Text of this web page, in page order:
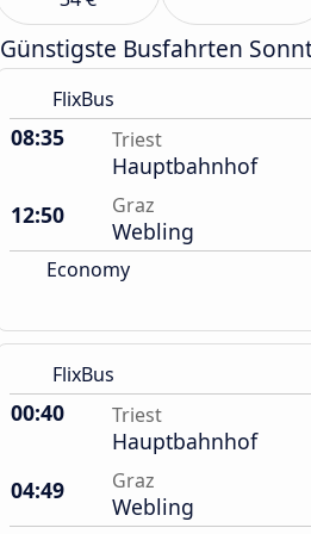
Günstigste Busfahrten
FlixBus
08:35 Triest
Hauptbahnhof
12:50
Graz
Webling
Economy
FlixBus
00:40 Triest
Hauptbahnhof
04:49
Graz
Webling